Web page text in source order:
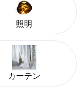
照明
カーテン